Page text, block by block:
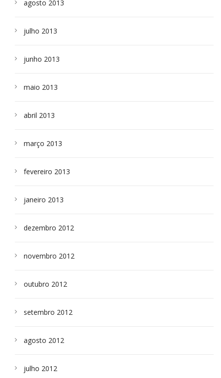
agosto 2013
julho 2013
junho 2013
maio 2013
abril 2013
março 2013
fevereiro 2013
janeiro 2013
dezembro 2012
novembro 2012
outubro 2012
setembro 2012
agosto 2012
julho 2012